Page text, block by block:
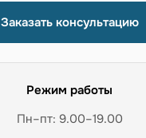
Заказать консультацию
Режим работы
Пн–пт: 9.00–19.00